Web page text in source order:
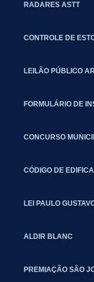
RADARES ASTT
CONTROLE DE
LEILÃO PÚBLICO
FORMULÁRIO DE
CONCURSO
CÓDIGO DE
LEI PAULO
ALDIR BLANC
PREMIAÇÃO SÃO